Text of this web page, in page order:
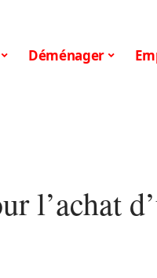
Déménager
l’achat